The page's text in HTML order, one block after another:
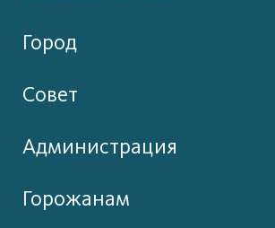
Город
Совет
Администрация
Горожанам